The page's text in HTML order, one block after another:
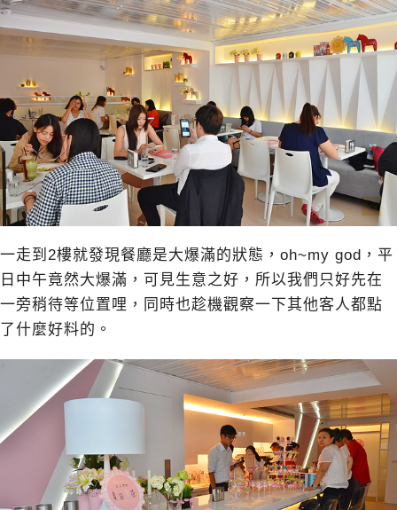
一走到2樓就發現餐廳是大爆滿的狀態，oh~my god，平
日中午竟然大爆滿，可見生意之好，所以我們只好先在
一旁稍待等位置哩，同時也趁機觀察一下其他客人都點
了什麼好料的。